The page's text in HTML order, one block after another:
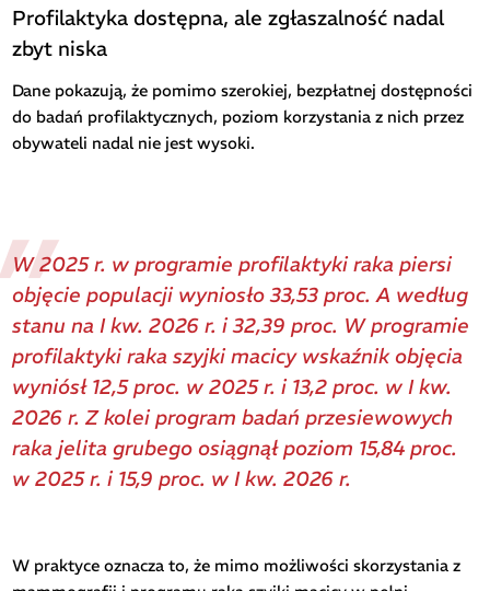
Profilaktyka dostępna, ale zgłaszalność nadal
zbyt niska
Dane pokazują, że pomimo szerokiej, bezpłatnej dostępności
do badań profilaktycznych, poziom korzystania z nich przez
obywateli nadal nie jest wysoki.
W 2025 r. w programie profilaktyki raka piersi
objęcie populacji wyniosło 33,53 proc. A według
stanu na I kw. 2026 r. i 32,39 proc. W programie
profilaktyki raka szyjki macicy wskaźnik objęcia
wyniósł 12,5 proc. w 2025 r. i 13,2 proc. w I kw.
2026 r. Z kolei program badań przesiewowych
raka jelita grubego osiągnął poziom 15,84 proc.
w 2025 r. i 15,9 proc. w I kw. 2026 r.
W praktyce oznacza to, że mimo możliwości skorzystania z